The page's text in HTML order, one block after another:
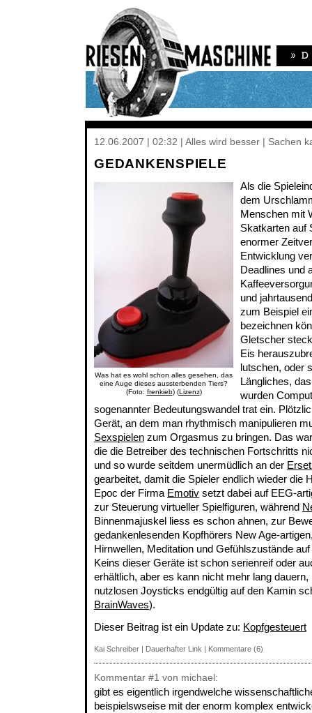
12.06.2007 | 02:32 | Alles wird besser | Sachen
GEDANKENSPIELE
Was hat es wohl schon alles gesehen, das
eine Auge dieses aussterbenden Tiers?
(Foto: frenkieb) (Lizenz)
Als die
dem
Menschen mit
Skatkarten auf
enormer
Entwicklung
Deadlines und
und
zum Beispiel
bezeichnen
Gletscher
Eis
lutschen, oder
Längliches,
wurden
sogenannter Bedeutungswandel trat ein.
Gerät, an dem man rhythmisch manipulieren
Sexspielen zum Orgasmus zu bringen. Das
die die Betreiber des technischen Fortschritts
und so wurde seitdem unermüdlich an der
gearbeitet, damit die Spieler endlich wieder die
Epoc der Firma Emotiv setzt dabei auf EEG-
zur Steuerung virtueller Spielfiguren, während
Binnenmajuskel liess es schon ahnen, zur
gedankenlesenden Kopfhörers New Age-
Hirnwellen, Meditation und Gefühlszustände
Keins dieser Geräte ist schon serienreif oder
erhältlich, aber es kann nicht mehr lang
nutzlosen Joysticks endgültig auf den Kamin
BrainWaves).
Dieser Beitrag ist ein Update zu: Kopfgesteuert
Kai Schreiber | Dauerhafter Link | Kommentare (6)
Kommentar #1 von michael:
gibt es eigentlich irgendwelche
beispielswseise mit der enorm komplex